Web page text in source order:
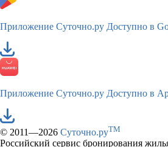
Приложение Суточно.ру Доступно в
Приложение Суточно.ру Доступно в
© 2011—2026 Суточно.руTM
Российский сервис бронирования